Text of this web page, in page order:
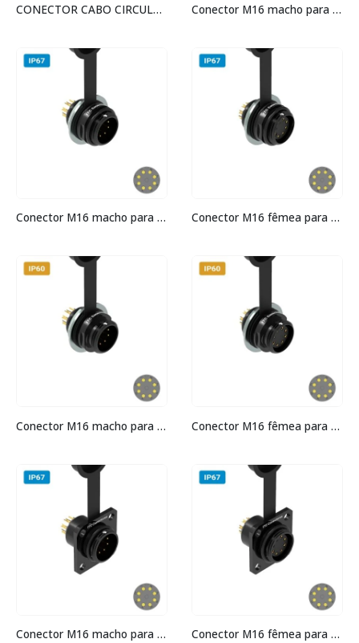
CONECTOR CABO CIRCULAR M16 90º – 3 AMPERES – FÊMEA – PG7 – IP67 – ALUMÍNIO Conector M16 macho para cabo 90° IP67 3 amperes
Conector M16 macho para painel redonda IP67 3 amperes Conector M16 fêmea para painel redonda IP67 3 amperes
Conector M16 macho para painel redonda IP60 3 amperes Conector M16 fêmea para painel redonda IP60 3 amperes
Conector M16 macho para painel quadrada IP67 3 amperes Conector M16 fêmea para painel quadrada IP67 3 amperes